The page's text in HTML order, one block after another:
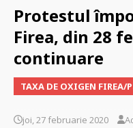
Protestul
Firea, din 28
continuare
TAXA DE OXIGEN FIREA/
joi, 27 februarie 2020